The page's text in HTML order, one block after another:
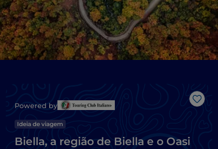
Powered by
Ideia de viagem
Biella, a região de Biella e o Oasi